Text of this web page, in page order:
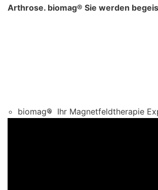
Arthrose. biomag® Sie werden
biomag® Ihr Magnetfeldtherapie